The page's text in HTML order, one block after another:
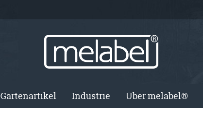
Gartenartikel Industrie Über melabel®